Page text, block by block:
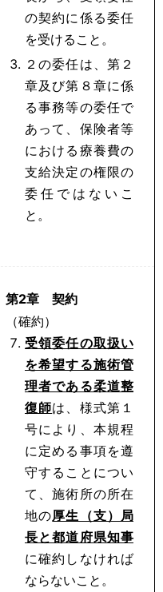
の契約に係る委任
を受けること。
２の委任は、第２
章及び第８章に係
る事務等の委任で
あって、保険者等
における療養費の
支給決定の権限の
委任ではないこ
と。
第2章 契約
（確約）
受領委任の取扱い
を希望する施術管
理者である柔道整
復師は、様式第１
号により、本規程
に定める事項を遵
守することについ
て、施術所の所在
地の厚生（支）局
長と都道府県知事
に確約しなければ
ならないこと。